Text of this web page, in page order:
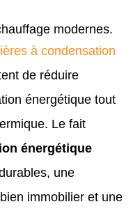
modernes.
à condensation
de réduire
énergétique tout
Le fait
énergétique
une
immobilier et une